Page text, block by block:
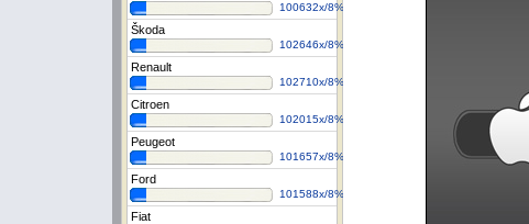
100632x/8%
Škoda
102646x/8%
Renault
102710x/8%
Citroen
102015x/8%
Peugeot
101657x/8%
Ford
101588x/8%
Fiat